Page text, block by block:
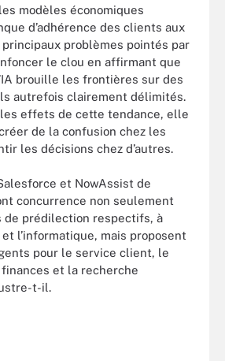
modèles économiques
d’adhérence des clients aux
problèmes pointés par
le clou en affirmant que
brouille les frontières sur des
autrefois clairement délimités.
les effets de cette tendance, elle
de la confusion chez les
les décisions chez d’autres.
et NowAssist de
concurrence non seulement
de prédilection respectifs, à
l’informatique, mais proposent
pour le service client, le
et la recherche
t-il.